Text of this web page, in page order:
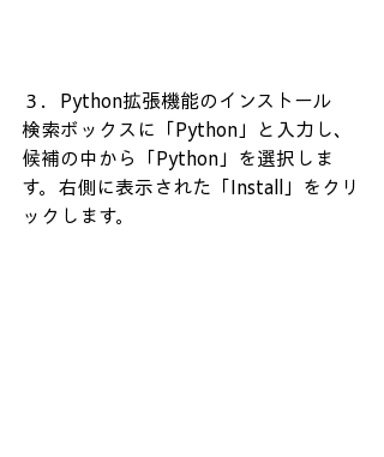
３．Python拡張機能のインストール
検索ボックスに「Python」と入力し、
候補の中から「Python」を選択しま
す。右側に表示された「Install」をクリ
ックします。